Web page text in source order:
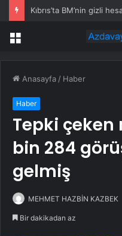
Kıbrıs’ta BM’nin gizli
Menü
Anasayfa / Haber
Haber
Tepki
bin 284
gelmiş
MEHMET HAZBİN KAZBEK
Bir dakikadan az